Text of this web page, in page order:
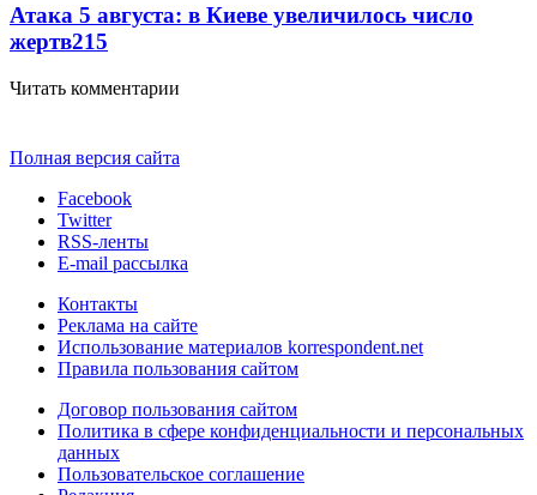
Атака 5 августа: в Киеве увеличилось число
жертв215
Читать комментарии
Полная версия сайта
Facebook
Twitter
RSS-ленты
E-mail рассылка
Контакты
Реклама на сайте
Использование материалов korrespondent.net
Правила пользования сайтом
Договор пользования сайтом
Политика в сфере конфиденциальности и персональных
данных
Пользовательское соглашение